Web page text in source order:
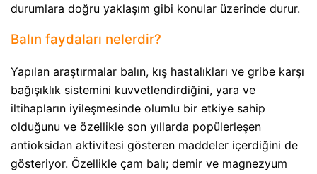
durumlara doğru yaklaşım gibi konular üzerinde durur.
Balın faydaları nelerdir?
Yapılan araştırmalar balın, kış hastalıkları ve gribe karşı
bağışıklık sistemini kuvvetlendirdiğini, yara ve
iltihapların iyileşmesinde olumlu bir etkiye sahip
olduğunu ve özellikle son yıllarda popülerleşen
antioksidan aktivitesi gösteren maddeler içerdiğini de
gösteriyor. Özellikle çam balı; demir ve magnezyum